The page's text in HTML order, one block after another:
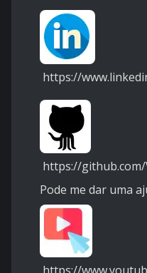
https://
https://
Pode me dar uma